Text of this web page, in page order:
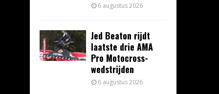
6 augustus 2026
Jed Beaton rijdt
laatste drie AMA
Pro Motocross-
wedstrijden
6 augustus 2026